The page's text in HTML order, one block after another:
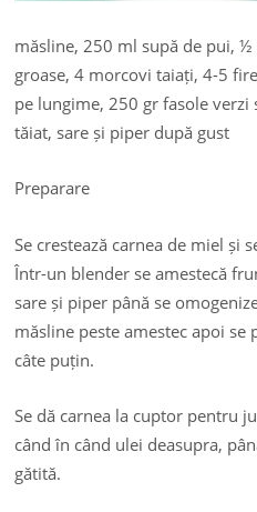
măsline, 250 ml supă de pui,
groase, 4 morcovi taiați, 4-5
pe lungime, 250 gr fasole verzi
tăiat, sare și piper după gust
Preparare
Se crestează carnea de miel și
Într-un blender se amestecă
sare și piper până se
măsline peste amestec apoi se
câte puțin.
Se dă carnea la cuptor pentru
când în când ulei deasupra,
gătită.